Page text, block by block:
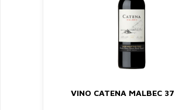
VINO CATENA MALBEC